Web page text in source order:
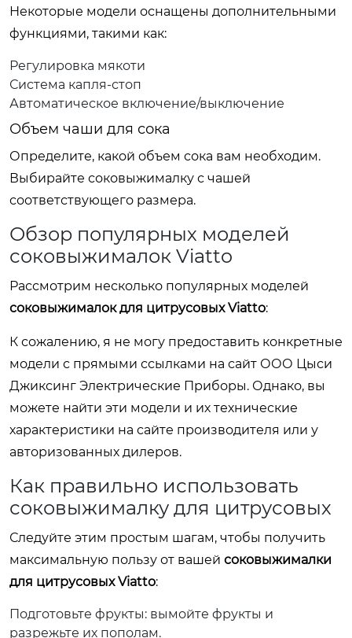
Некоторые модели оснащены дополнительными
функциями, такими как:
Регулировка мякоти
Система капля-стоп
Автоматическое включение/выключение
Объем чаши для сока
Определите, какой объем сока вам необходим.
Выбирайте соковыжималку с чашей
соответствующего размера.
Обзор популярных моделей
соковыжималок Viatto
Рассмотрим несколько популярных моделей
соковыжималок для цитрусовых Viatto:
К сожалению, я не могу предоставить конкретные
модели с прямыми ссылками на сайт ООО Цыси
Джиксинг Электрические Приборы. Однако, вы
можете найти эти модели и их технические
характеристики на сайте производителя или у
авторизованных дилеров.
Как правильно использовать
соковыжималку для цитрусовых
Следуйте этим простым шагам, чтобы получить
максимальную пользу от вашей соковыжималки
для цитрусовых Viatto:
Подготовьте фрукты: вымойте фрукты и
разрежьте их пополам.